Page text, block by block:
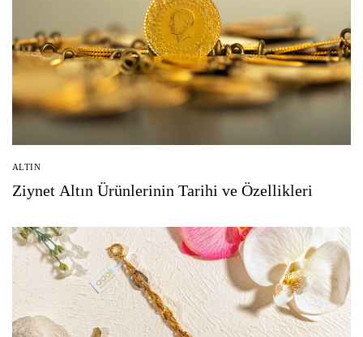
ALTIN
Ziynet Altın Ürünlerinin Tarihi ve Özellikleri